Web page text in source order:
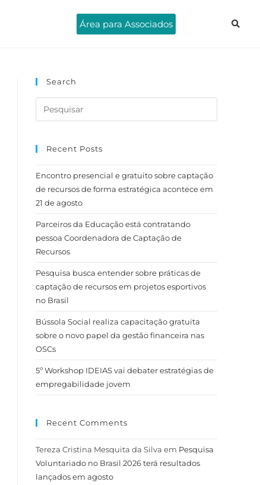
Área para Associados
Search
Recent Posts
Encontro presencial e gratuito sobre captação
de recursos de forma estratégica acontece em
21 de agosto
Parceiros da Educação está contratando
pessoa Coordenadora de Captação de
Recursos
Pesquisa busca entender sobre práticas de
captação de recursos em projetos esportivos
no Brasil
Bússola Social realiza capacitação gratuita
sobre o novo papel da gestão financeira nas
OSCs
5º Workshop IDEIAS vai debater estratégias de
empregabilidade jovem
Recent Comments
Tereza Cristina Mesquita da Silva em Pesquisa
Voluntariado no Brasil 2026 terá resultados
lançados em agosto